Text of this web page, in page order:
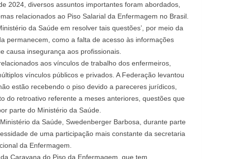
2024, diversos assuntos importantes foram abordados,
relacionados ao Piso Salarial da Enfermagem no Brasil.
da Saúde em resolver tais questões’, por meio da
permanecem, como a falta de acesso às informações
causa insegurança aos profissionais.
aos vínculos de trabalho dos enfermeiros,
vínculos públicos e privados. A Federação levantou
estão recebendo o piso devido a pareceres jurídicos,
do retroativo referente a meses anteriores, questões que
parte do Ministério da Saúde.
da Saúde, Swedenberger Barbosa, durante parte
de uma participação mais constante da secretaria
da Enfermagem.
Caravana do Piso da Enfermagem, que tem